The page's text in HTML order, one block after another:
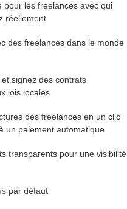
pour les freelances avec qui
réellement
des freelances dans le monde
signez des contrats
lois locales
des freelances en un clic
un paiement automatique
transparents pour une visibilité
par défaut